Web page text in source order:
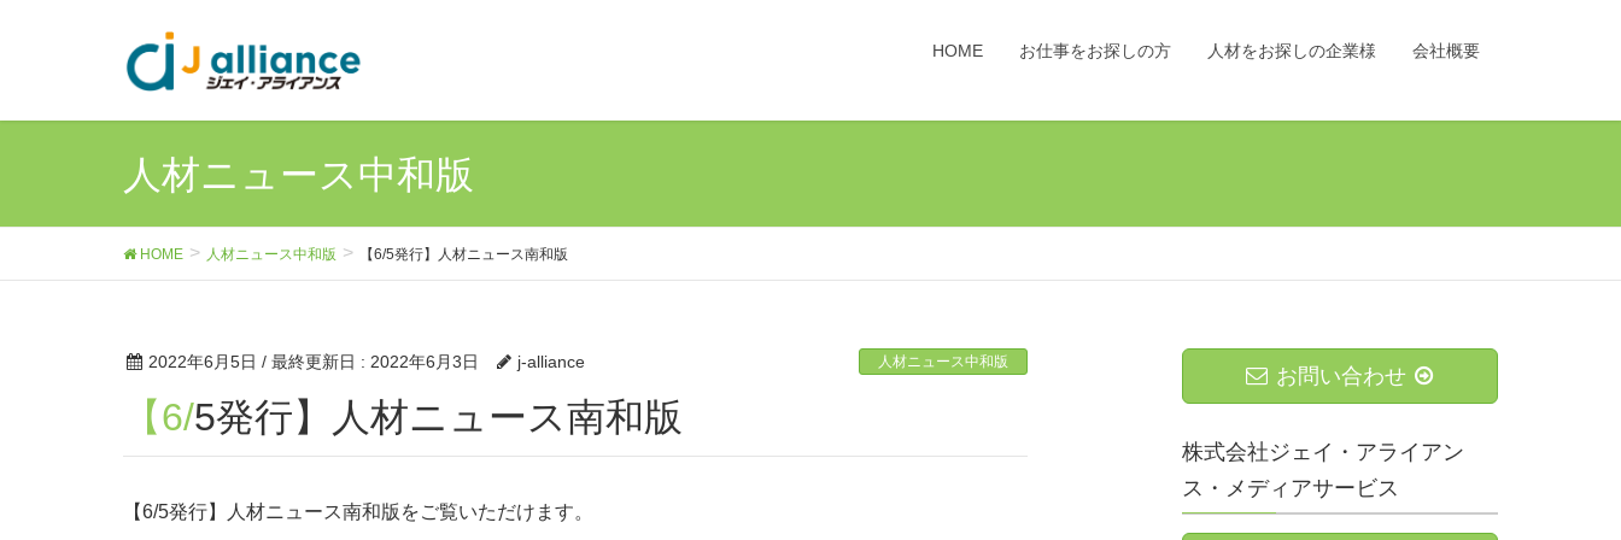
HOME お仕事をお探しの方 人材をお探しの企業様 会社概要
人材ニュース中和版
HOME 人材ニュース中和版 【6/5発行】人材ニュース南和版
2022年6月5日 / 最終更新日 : 2022年6月3日 j-alliance 人材ニュース中和版
【6/5発行】人材ニュース南和版
【6/5発行】人材ニュース南和版をご覧いただけます。
お問い合わせ
株式会社ジェイ・アライアン
ス・メディアサービス